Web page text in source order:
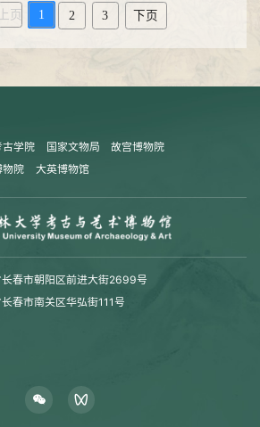
上页 1 2 3 下页
古学院 国家文物局
故宫博物院
物院 大英博物馆
春市朝阳区前进大街2699号
春市南关区华弘街111号